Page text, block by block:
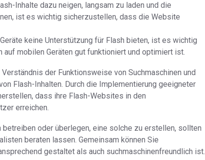
Inhalte dazu neigen, langsam zu laden und die
ist es wichtig sicherzustellen, dass die Website
keine Unterstützung für Flash bieten, ist es wichtig
mobilen Geräten gut funktioniert und optimiert ist.
der Funktionsweise von Suchmaschinen und
Flash-Inhalten. Durch die Implementierung geeigneter
dass ihre Flash-Websites in den
erreichen.
oder überlegen, eine solche zu erstellen, sollten
beraten lassen. Gemeinsam können Sie
gestaltet als auch suchmaschinenfreundlich ist.